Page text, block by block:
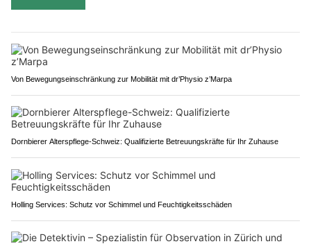
Von Bewegungseinschränkung zur Mobilität mit dr’Physio z’Marpa
Dornbierer Alterspflege-Schweiz: Qualifizierte Betreuungskräfte für Ihr Zuhause
Holling Services: Schutz vor Schimmel und Feuchtigkeitsschäden